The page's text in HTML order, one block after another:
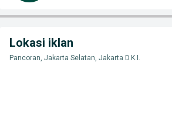
Lokasi iklan
Pancoran, Jakarta Selatan, Jakarta D.K.I.